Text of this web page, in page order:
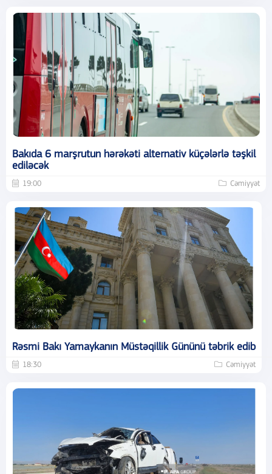
Bakıda 6 marşrutun hərəkəti alternativ küçələrlə təşkil
ediləcək
19:00 Cəmiyyət
Rəsmi Bakı Yamaykanın Müstəqillik Gününü təbrik edib
18:30 Cəmiyyət